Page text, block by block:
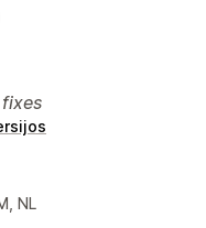
fixes
NL